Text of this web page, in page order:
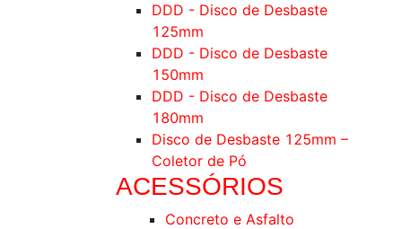
DDD - Disco de Desbaste
125mm
DDD - Disco de Desbaste
150mm
DDD - Disco de Desbaste
180mm
Disco de Desbaste 125mm –
Coletor de Pó
ACESSÓRIOS
Concreto e Asfalto